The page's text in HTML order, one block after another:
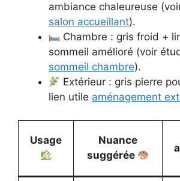
ambiance chaleureuse
salon accueillant).
Chambre : gris froid +
sommeil amélioré (voir
sommeil chambre).
Extérieur : gris pierre
lien utile aménagement
Usage
Nuance
suggérée